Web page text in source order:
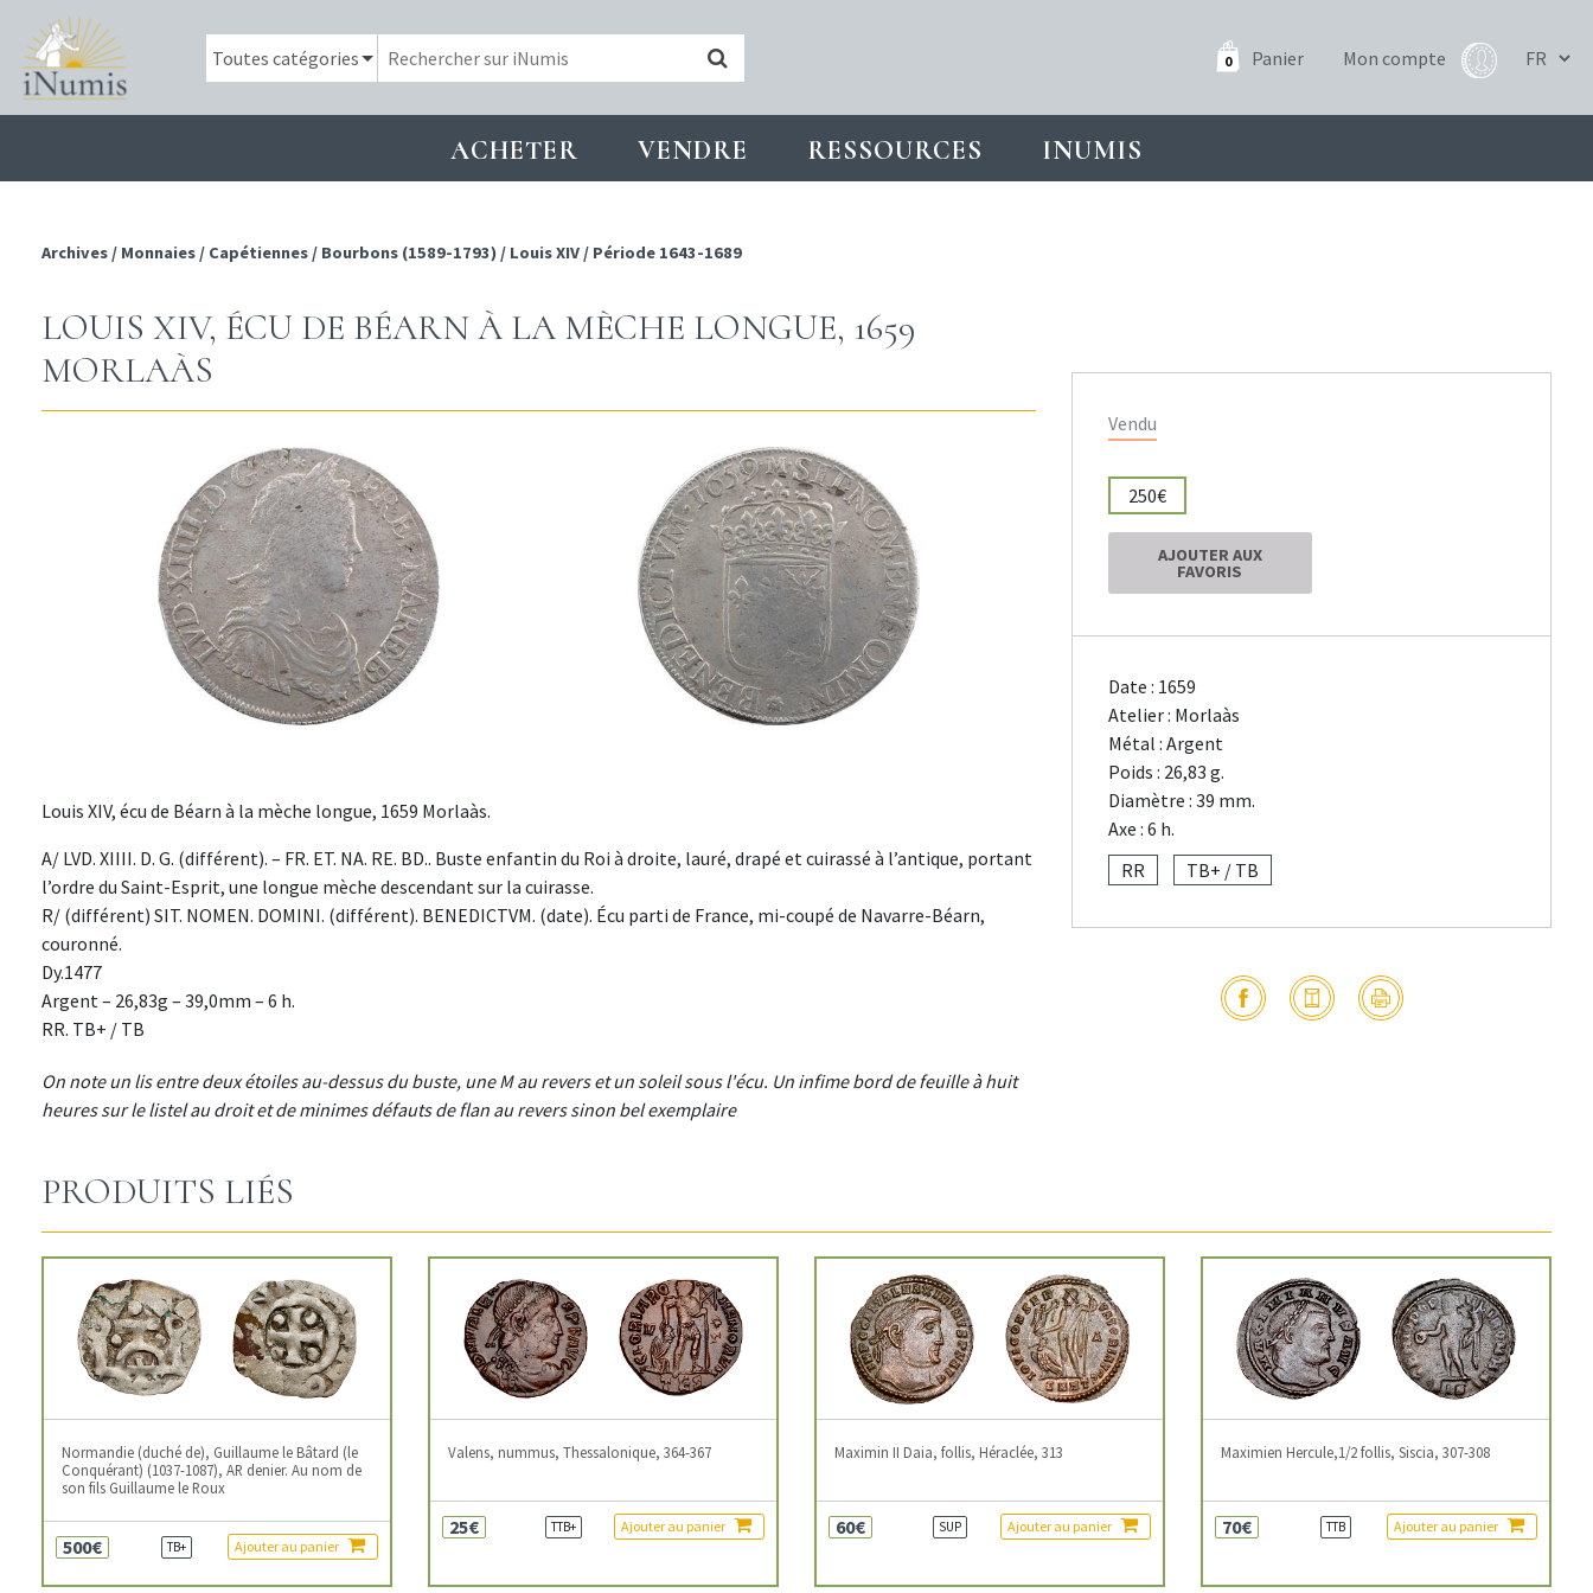
0 Panier Mon compte
ACHETER VENDRE RESSOURCES INUMIS
Archives / Monnaies / Capétiennes / Bourbons (1589-1793) / Louis XIV / Période 1643-1689
LOUIS XIV, ÉCU DE BÉARN À LA MÈCHE LONGUE, 1659
MORLAÀS
Louis XIV, écu de Béarn à la mèche longue, 1659 Morlaàs.
A/ LVD. XIIII. D. G. (différent). – FR. ET. NA. RE. BD.. Buste enfantin du Roi à droite, lauré, drapé et cuirassé à l’antique, portant
l’ordre du Saint-Esprit, une longue mèche descendant sur la cuirasse.
R/ (différent) SIT. NOMEN. DOMINI. (différent). BENEDICTVM. (date). Écu parti de France, mi-coupé de Navarre-Béarn,
couronné.
Dy.1477
Argent – 26,83g – 39,0mm – 6 h.
RR. TB+ / TB
On note un lis entre deux étoiles au-dessus du buste, une M au revers et un soleil sous l'écu. Un infime bord de feuille à huit
heures sur le listel au droit et de minimes défauts de flan au revers sinon bel exemplaire
Vendu
250€
AJOUTER AUX
FAVORIS
Date : 1659
Atelier : Morlaàs
Métal : Argent
Poids : 26,83 g.
Diamètre : 39 mm.
Axe : 6 h.
RR
TB+ / TB
PRODUITS LIÉS
Normandie (duché de), Guillaume le Bâtard (le
Conquérant) (1037-1087), AR denier. Au nom de
son fils Guillaume le Roux
500€ TB+ Ajouter au panier
Valens, nummus, Thessalonique, 364-367
25€ TTB+ Ajouter au panier
Maximin II Daia, follis, Héraclée, 313
60€ SUP Ajouter au panier
Maximien Hercule,1/2 follis, Siscia, 307-308
70€ TTB Ajouter au panier